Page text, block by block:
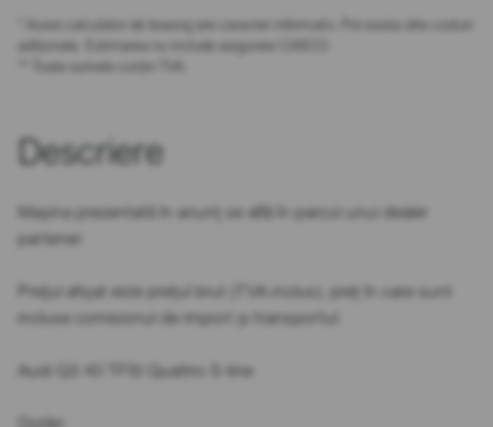
* Acest calculator de leasing are caracter informativ. Pot exista alte costuri
adiționale. Estimarea nu include asigurare CASCO.
** Toate sumele conțin TVA.
Descriere
Mașina prezentată în anunț se află în parcul unui dealer
partener.
Prețul afișat este prețul brut (TVA inclus), preț în care sunt
incluse comisionul de import și transportul.
Audi Q3 40 TFSI Quattro S-line